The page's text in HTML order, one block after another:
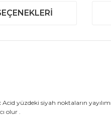
yüzdeki siyah noktaların
olur .